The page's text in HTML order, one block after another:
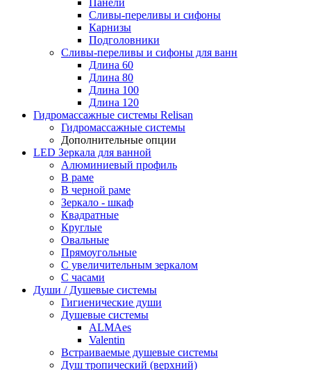
Панели
Сливы-переливы и сифоны
Карнизы
Подголовники
Сливы-переливы и сифоны для ванн
Длина 60
Длина 80
Длина 100
Длина 120
Гидромассажные системы Relisan
Гидромассажные системы
Дополнительные опции
LED Зеркала для ванной
Алюминиевый профиль
В раме
В черной раме
Зеркало - шкаф
Квадратные
Круглые
Овальные
Прямоугольные
С увеличительным зеркалом
С часами
Души / Душевые системы
Гигиенические души
Душевые системы
ALMAes
Valentin
Встраиваемые душевые системы
Душ тропический (верхний)